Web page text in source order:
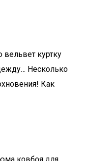
куртку
Несколько
Как